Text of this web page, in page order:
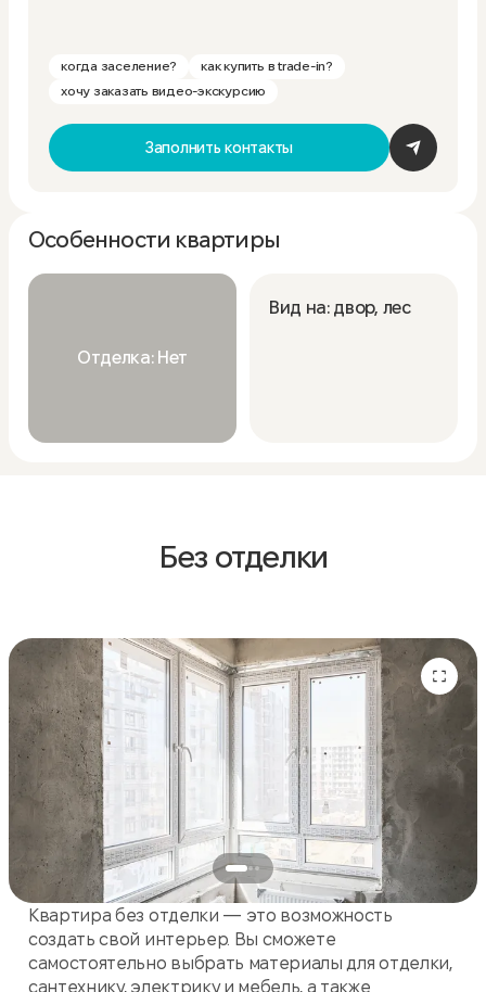
когда заселение?
как купить в trade-in?
хочу заказать видео-экскурсию
Заполнить контакты
Особенности квартиры
Отделка: Нет
Вид на: двор, лес
Без отделки
Квартира без отделки — это возможность
создать свой интерьер. Вы сможете
самостоятельно выбрать материалы для отделки,
сантехнику, электрику и мебель, а также